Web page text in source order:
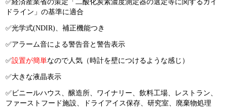
✅経済産業省の策定「二酸化炭素濃度測定器の選定等に関するガイ
ドライン」の基準に適合
✅光学式(NDIR)、補正機能つき
✅アラーム音による警告音と警告表示
✅設置が簡単なので人気（時計を壁につけるような感じ）
✅大きな液晶表示
✅ビニールハウス、醸造所、ワイナリー、飲料工場、レストラン、
ファーストフード施設、ドライアイス保存、研究室、廃棄物処理